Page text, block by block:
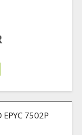
7502P